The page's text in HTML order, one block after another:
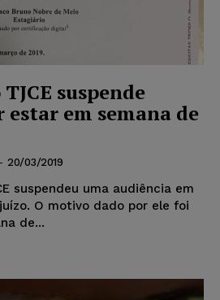
suspende
em semana de
- 20/03/2019
suspendeu uma audiência em
O motivo dado por ele foi
de...